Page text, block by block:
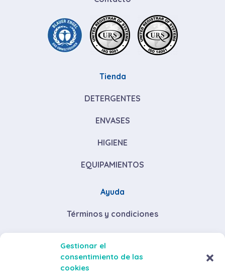
Gestionar el
consentimiento de las
cookies
Tienda
DETERGENTES
ENVASES
HIGIENE
EQUIPAMIENTOS
Ayuda
Términos y condiciones
Descuentos por volumen de compra
Envíos y devoluciones